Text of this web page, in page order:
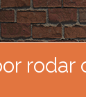
rodar